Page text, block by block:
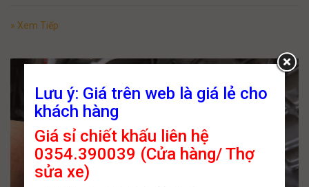
» Xem Tiếp
Lưu ý: Giá trên web là giá lẻ cho
khách hàng
Giá sỉ chiết khấu liên hệ
0354.390039 (Cửa hàng/ Thợ
sửa xe)